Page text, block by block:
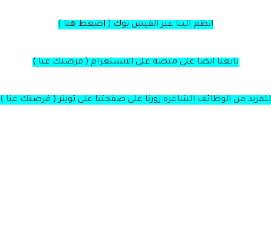
انظم الينا عبر الفيس بوك ( اضغط هنا )
تابعنا ايضا على منصة على الانستغرام ( فرصتك عنا )
للمزيد من الوظائف الشاغره زورنا على صفحتنا على تويتر ( فرصتك عنا )